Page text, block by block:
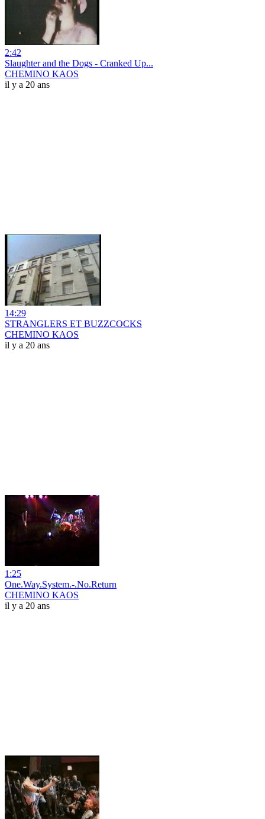
2:42
Slaughter and the Dogs - Cranked Up...
CHEMINO KAOS
il y a 20 ans
14:29
STRANGLERS ET BUZZCOCKS
CHEMINO KAOS
il y a 20 ans
1:25
One.Way.System.-.No.Return
CHEMINO KAOS
il y a 20 ans